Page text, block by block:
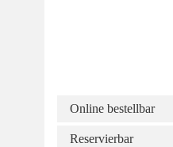
Online bestellbar
Reservierbar